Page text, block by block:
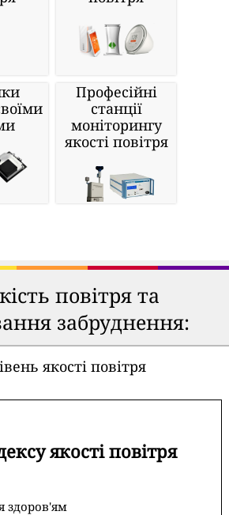
Професійні
станції
моніторингу
якості повітря
повітря та
забруднення:
якості повітря
якості повітря
здоров'ям